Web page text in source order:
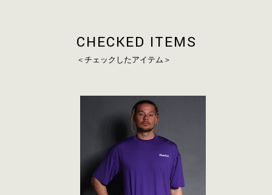
CHECKED ITEMS
＜チェックしたアイテム＞